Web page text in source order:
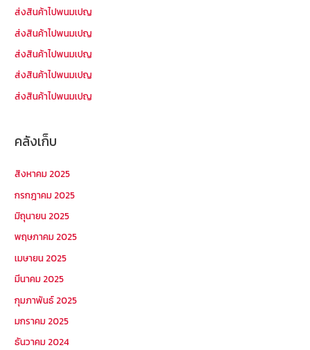
ห
รั
ส่งสินค้าไปพนมเปญ
ส่งสินค้าไปพนมเปญ
ส่งสินค้าไปพนมเปญ
ส่งสินค้าไปพนมเปญ
ส่งสินค้าไปพนมเปญ
คลังเก็บ
สิงหาคม 2025
กรกฎาคม 2025
มิถุนายน 2025
พฤษภาคม 2025
เมษายน 2025
มีนาคม 2025
กุมภาพันธ์ 2025
มกราคม 2025
ธันวาคม 2024